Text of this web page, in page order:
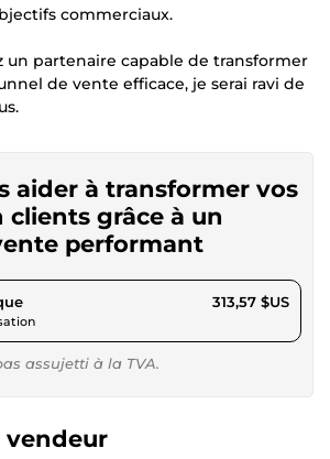
commerciaux.
un partenaire capable de transformer
de vente efficace, je serai ravi de
aider à transformer vos
clients grâce à un
performant
pour 289,00 $US 313,57 $US
assujetti à la TVA.
vendeur